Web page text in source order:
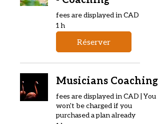
fees are displayed in CAD
1 h
Réserver
Musicians Coaching
fees are displayed in CAD | You
won't be charged if you
purchased a plan already